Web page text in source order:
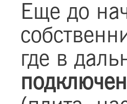
Еще до
где в